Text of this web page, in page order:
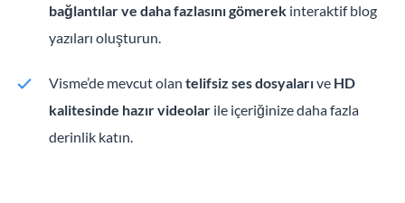
bağlantılar ve daha fazlasını gömerek interaktif blog
yazıları oluşturun.
Visme’de mevcut olan telifsiz ses dosyalarıve HD
kalitesinde hazır videolar ile içeriğinize daha fazla
derinlik katın.